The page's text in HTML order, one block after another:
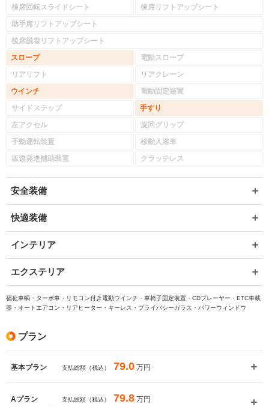
後席回転スライドシート
後席リフトアップシート
助手席リフトアップシート
後席脱着リフトアップシート
スロープ
電動スロープ
リアリフト
リアクレーン
ウインチ
電動固定装置
サイドステップ
手すり
左アクセル
旋回グリップ
手動運転装置
移動入浴車
坂道発進補助装置
クラッチレス
安全装備
快適装備
インテリア
エクステリア
福祉車輌・ターボ車・リモコン付き電動ウインチ・車椅子固定装置・CDプレーヤー・ETC車載
器・オートエアコン・リアヒーター・キーレス・プライバシーガラス・パワーウィンドウ
プラン
基本プラン 支払総額（税込） 79.0 万円
Aプラン 支払総額（税込） 79.8 万円